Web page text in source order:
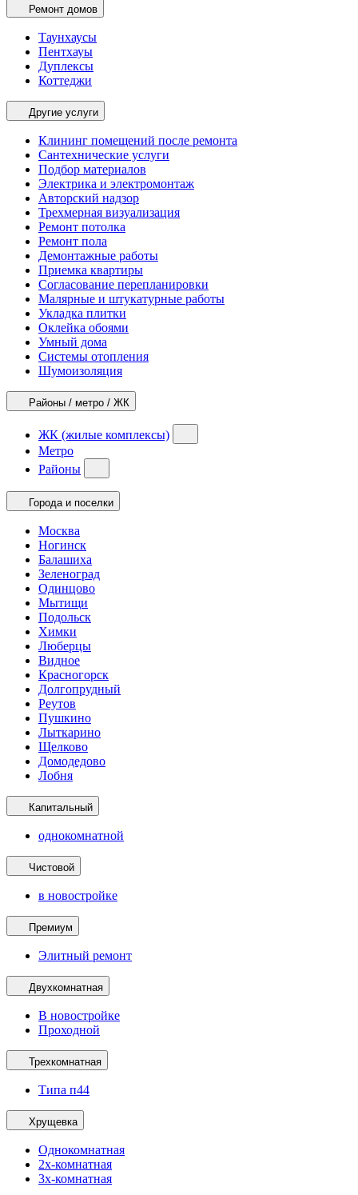
Ремонт домов
Таунхаусы
Пентхауы
Дуплексы
Коттеджи
Другие услуги
Клининг помещений после ремонта
Сантехнические услуги
Подбор материалов
Электрика и электромонтаж
Авторский надзор
Трехмерная визуализация
Ремонт потолка
Ремонт пола
Демонтажные работы
Приемка квартиры
Согласование перепланировки
Малярные и штукатурные работы
Укладка плитки
Оклейка обоями
Умный дома
Системы отопления
Шумоизоляция
Районы / метро / ЖК
ЖК (жилые комплексы)
Метро
Районы
Города и поселки
Москва
Ногинск
Балашиха
Зеленоград
Одинцово
Мытищи
Подольск
Химки
Люберцы
Видное
Красногорск
Долгопрудный
Реутов
Пушкино
Лыткарино
Щелково
Домодедово
Лобня
Капитальный
однокомнатной
Чистовой
в новостройке
Премиум
Элитный ремонт
Двухкомнатная
В новостройке
Проходной
Трехкомнатная
Типа п44
Хрущевка
Однокомнатная
2х-комнатная
3х-комнатная